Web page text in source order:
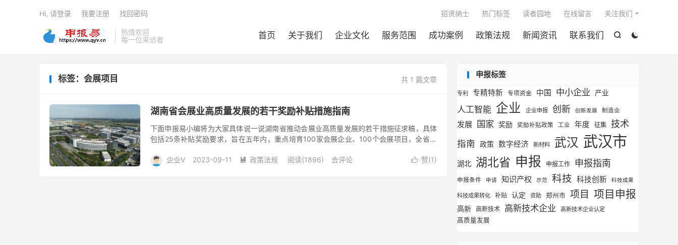
热情欢迎
每一位来访者


首页 关于我们 企业文化 服务范围 成功案例 政策法规 新闻资讯 联系我们
招贤纳士 热门标签 读者园地 在线留言 关注我们
Hi, 请登录 我要注册 找回密码
共 1 篇文章
标签：会展项目
湖南省会展业高质量发展的若干奖励补贴措施指南
下面申报易小编将为大家具体说一说湖南省推动会展业高质量发展的若干措施征求稿，具体
包括25条补贴奖励要求，旨在五年内，重点培育100家会展企业、100个会展项目，全省年
 赞(1)
企业V 2023-09-11  政策法规 阅读(1896) 去评论
申报标签
专利 专精特新 专项资金 中国 中小企业 产业
人工智能 企业 企业申报 创新 创新发展 制造业
发展 国家 奖励 奖励补贴政策 工业 年度 征集 技术
指南 政策 数字经济 新材料 武汉 武汉市
湖北 湖北省 申报 申报工作 申报指南
申报条件 申请 知识产权 示范 科技 科技创新 科技成果
科技成果转化 补贴 认定 资助 郑州市 项目 项目申报
高新 高新技术 高新技术企业 高新技术企业认定
高质量发展